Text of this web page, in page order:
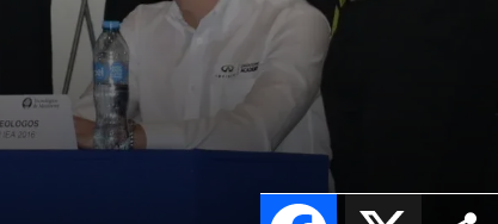
X
Facebook